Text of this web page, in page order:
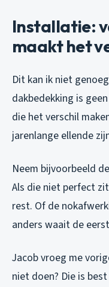
Installatie:
maakt het
Dit kan ik niet
dakbedekking is
die het verschil
jarenlange ellende
Neem bijvoorbeeld
Als die niet perfect
rest. Of de
anders waait de
Jacob vroeg me
niet doen? Die is